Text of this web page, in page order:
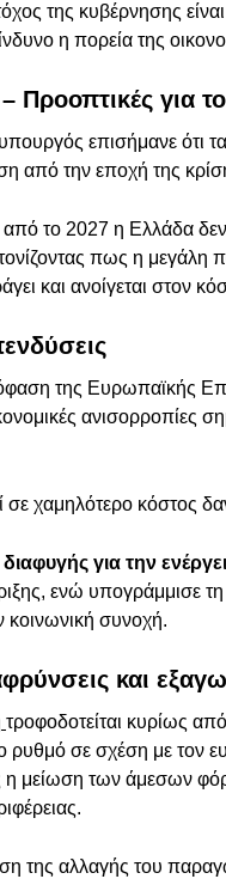
της κυβέρνησης
η πορεία της
Προοπτικές για
επισήμανε ότι
από την εποχή της
από το 2027 η Ελλάδα
πως η μεγάλη
και ανοίγεται στον
της Ευρωπαϊκής
ανισορροπίες
χαμηλότερο κόστος
για την
ενώ
κοινωνική συνοχή.
και
τροφοδοτείται κυρίως
ρυθμό σε σχέση με τον
των άμεσων
της αλλαγής του